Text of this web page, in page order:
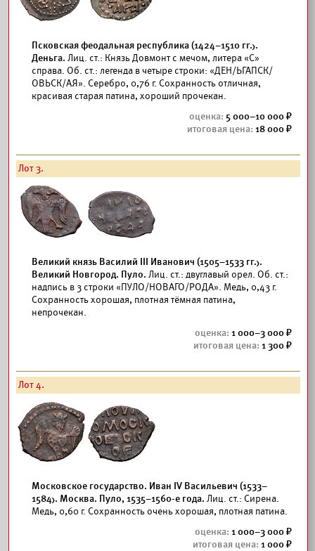
Псковская феодальная республика (1424–1510 гг.).
Деньга. Лиц. ст.: Князь Довмонт с мечом, литера «С»
справа. Об. ст.: легенда в четыре строки: «ДЕН/ЬГАПСК/
ОВЬСК/АЯ». Серебро, 0,76 г. Сохранность отличная,
красивая старая патина, хороший прочекан.
5 000–10 000
18 000
Лот 3.
Великий князь Василий III Иванович (1505–1533 гг.).
Великий Новгород. Пуло. Лиц. ст.: двуглавый орел. Об. ст.:
надпись в 3 строки «ПУЛО/НОВАГО/РОДА». Медь, 0,43 г.
Сохранность хорошая, плотная тёмная патина,
непрочекан.
1 000–3 000
1 300
Лот 4.
Московское государство. Иван IV Васильевич (1533–
1584). Москва. Пуло, 1535–1560-е года. Лиц. ст.: Сирена.
Медь, 0,60 г. Сохранность очень хорошая, плотная патина.
1 000–3 000
1 000